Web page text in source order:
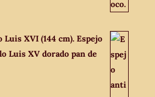
XVI (144 cm). Espejo
Luis XV dorado pan de